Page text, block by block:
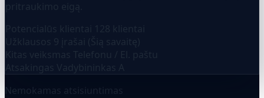
pritraukimo eigą.
Potencialūs klientai
128 klientai
Užklausos
9 įrašai (Šią savaitę)
Kitas veiksmas
Telefonu / El. paštu
Atsakingas
Vadybininkas A
Nemokamas atsisiuntimas